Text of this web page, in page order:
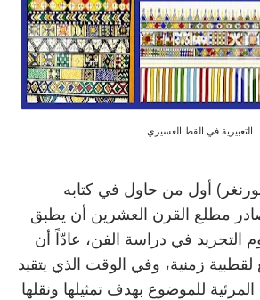
التعبيرية في القط العسيري
أول من حاول في كتابه
مطلع القرن العشرين أن يطبق
في دراسة الفن، عادّاً أن
زمنية، وفي الوقت الذي يتقيد
للموضوع بهدف تمثيلها ونقلها